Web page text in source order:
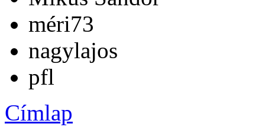
méri73
nagylajos
pfl
Címlap